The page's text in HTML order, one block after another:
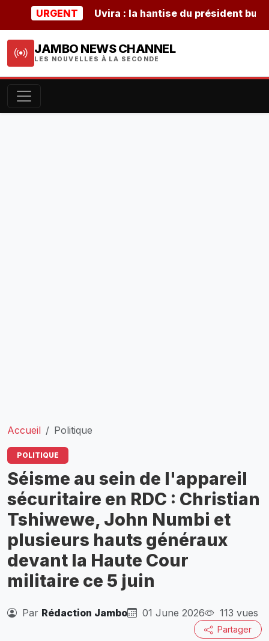
URGENT Uvira : la hantise du président
JAMBO NEWS CHANNEL
LES NOUVELLES À LA SECONDE
Accueil Politique
POLITIQUE
Séisme au sein de l'appareil
sécuritaire en RDC : Christian
Tshiwewe, John Numbi et
plusieurs hauts généraux
devant la Haute Cour
militaire ce 5 juin
Par Rédaction Jambo 01 June 2026 113 vues
Partager